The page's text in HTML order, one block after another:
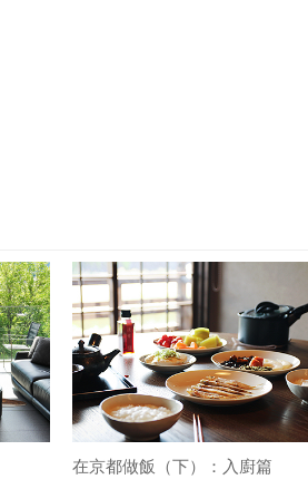
在京都做飯（下）：入廚篇